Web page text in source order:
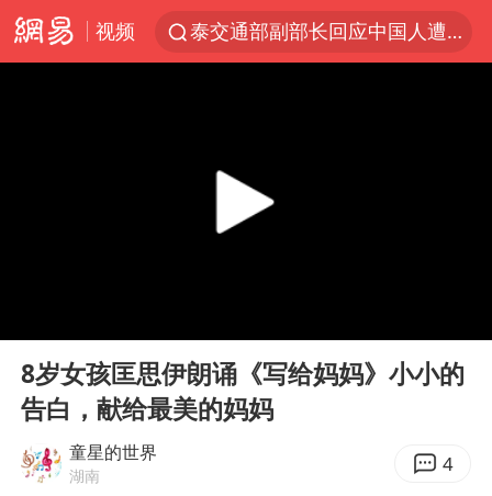
视频
泰交通部副部长回应中国人遭歧视手势
改名后的“青海拉面”店
男子结婚8年3个女儿均非亲生
台风白海豚逼近 暴雨大暴雨来袭
男子杀人后逃进深山21年活得像野人
公司“上四休三”但要降薪1000元
Play
8岁女孩匡思伊朗诵《写给妈妈》小小的
告白，献给最美的妈妈
童星的世界
湖南 4